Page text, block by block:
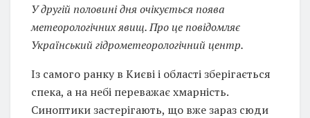
У другій половині дня очікується поява
метеорологічних явищ. Про це повідомляє
Український гідрометеорологічний центр.
Із самого ранку в Києві і області зберігається
спека, а на небі переважає хмарність.
Синоптики застерігають, що вже зараз сюди